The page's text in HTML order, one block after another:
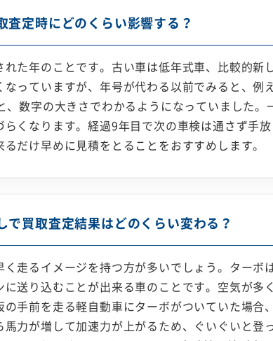
査定時にどのくらい影響する？
た年のことです。古い車は低年式車、比較的新
っていますが、年号が代わる以前でみると、
数字の大きさでわかるようになっていました
くなります。経過9年目で次の車検は通さず手
だけ早めに見積をとることをおすすめします。
で買取査定結果はどのくらい変わる？
走るイメージを持つ方が多いでしょう。ターボ
送り込むことが出来る車のことです。空気が
手前を走る軽自動車にターボがついていた場
力が増して加速力が上がるため、ぐいぐいと